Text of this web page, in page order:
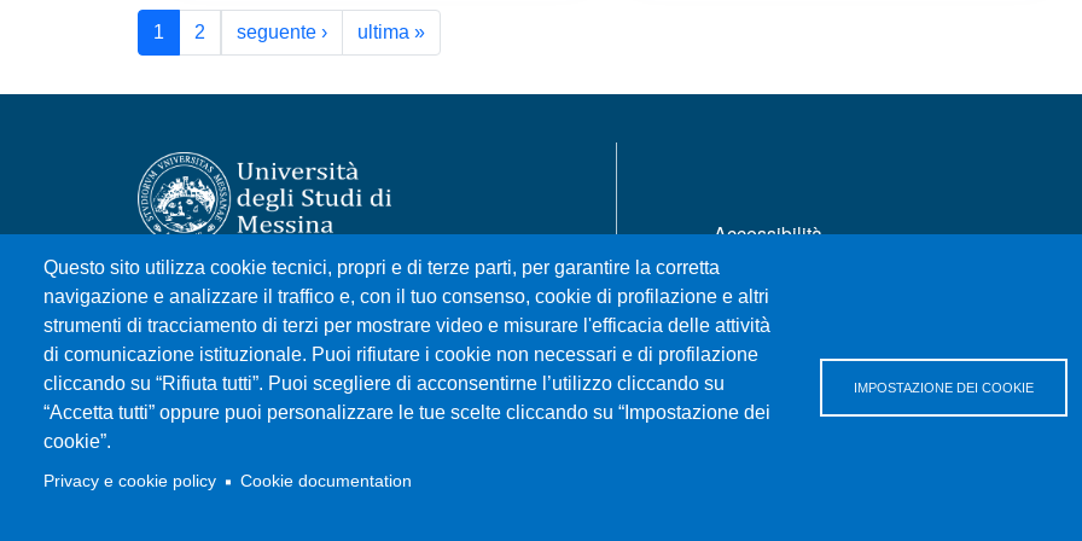
Paginazione
1 2 seguente ›Pagina successiva
ultima »Ultima pagina
Questo sito utilizza cookie tecnici, propri e di terze parti, per garantire la corretta
navigazione e analizzare il traffico e, con il tuo consenso, cookie di profilazione e altri
strumenti di tracciamento di terzi per mostrare video e misurare l'efficacia delle attività
di comunicazione istituzionale. Puoi rifiutare i cookie non necessari e di profilazione
cliccando su “Rifiuta tutti”. Puoi scegliere di acconsentirne l’utilizzo cliccando su
“Accetta tutti” oppure puoi personalizzare le tue scelte cliccando su “Impostazione dei
cookie”.
Privacy e cookie policy Cookie documentation
IMPOSTAZIONE DEI COOKIE
Università degli Studi di Messina
Piazza Pugliatti, 1 - 98122 Messina
Cod. Fiscale 80004070837
P.IVA 00724160833
Centralino: 090 676 1
Accessibilità
Privacy e cookie policy
Mappa del sito